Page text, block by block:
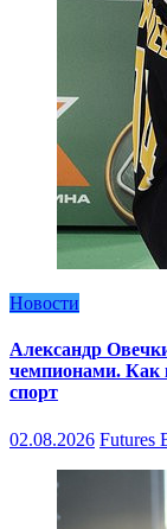
Новости
Александр
чемпионами. Как
спорт
02.08.2026 Futures